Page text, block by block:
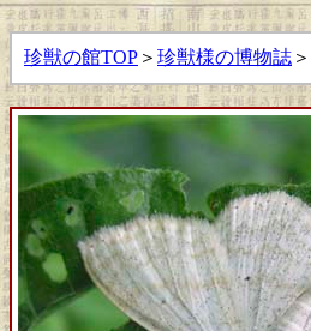
珍獣の館TOP ＞ 珍獣様の博物誌 ＞